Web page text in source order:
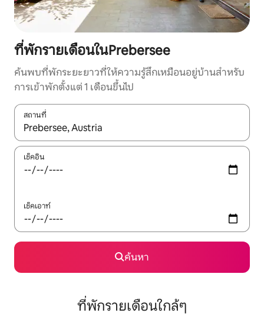
ที่พักรายเดือนในPrebersee
ค้นพบที่พักระยะยาวที่ให้ความรู้สึกเหมือนอยู่บ้านสำหรับ
การเข้าพักตั้งแต่ 1 เดือนขึ้นไป
สถานที่
ใช้ลูกศรขึ้นลง หรือใช้การสัมผัสหรือปัด เพื่อสำรวจผลการค้นหา
เช็คอิน
เช็คเอาท์
ค้นหา
ที่พักรายเดือนใกล้ๆ